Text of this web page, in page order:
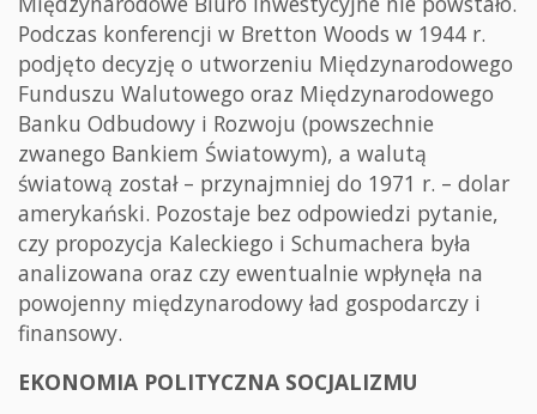
Podczas konferencji w Bretton Woods w 1944 r.
podjęto decyzję o utworzeniu Międzynarodowego
Funduszu Walutowego oraz Międzynarodowego
Banku Odbudowy i Rozwoju (powszechnie
zwanego Bankiem Światowym), a walutą
światową został – przynajmniej do 1971 r. – dolar
amerykański. Pozostaje bez odpowiedzi pytanie,
czy propozycja Kaleckiego i Schumachera była
analizowana oraz czy ewentualnie wpłynęła na
powojenny międzynarodowy ład gospodarczy i
finansowy.
EKONOMIA POLITYCZNA SOCJALIZMU